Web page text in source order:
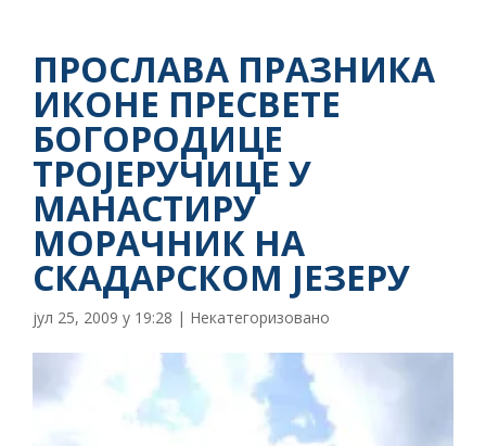
ПРОСЛАВА ПРАЗНИКА
ИКОНЕ ПРЕСВЕТЕ
БОГОРОДИЦЕ
ТРОЈЕРУЧИЦЕ У
МАНАСТИРУ
МОРАЧНИК НА
СКАДАРСКОМ ЈЕЗЕРУ
јул 25, 2009 у 19:28 | Некатегоризовано